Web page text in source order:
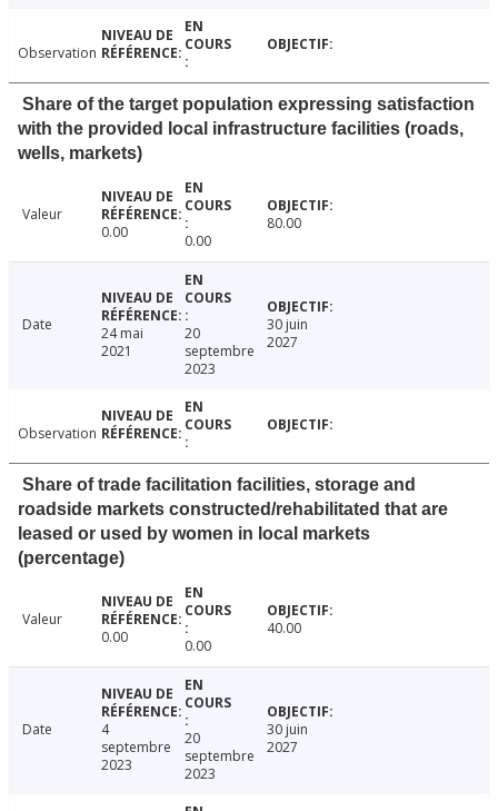
Observation
Share of the target population expressing satisfaction
with the provided local infrastructure facilities (roads,
wells, markets)
Valeur
0.00
0.00
80.00
Date
24 mai
2021
20
septembre
2023
30 juin
2027
Observation
Share of trade facilitation facilities, storage and
roadside markets constructed/rehabilitated that are
leased or used by women in local markets
(percentage)
Valeur
0.00
0.00
40.00
Date
4
septembre
2023
20
septembre
2023
30 juin
2027